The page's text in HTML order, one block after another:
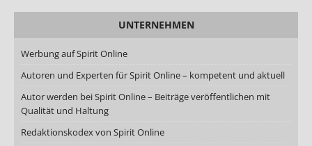
UNTERNEHMEN
Werbung auf Spirit Online
Autoren und Experten für Spirit Online – kompetent und aktuell
Autor werden bei Spirit Online – Beiträge veröffentlichen mit
Qualität und Haltung
Redaktionskodex von Spirit Online